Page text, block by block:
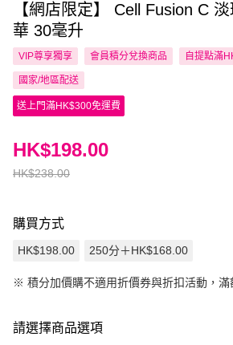
【網店限定】 Cell Fusion C
華 30毫升
VIP尊享獨享 會員積分兌換商品 自提點滿
國家/地區配送
送上門滿HK$300免運費
HK$238.00
HK$198.00
購買方式
HK$198.00 250分＋HK$168.00
※ 積分加價購不適用折價券與折扣活動，滿
請選擇商品選項